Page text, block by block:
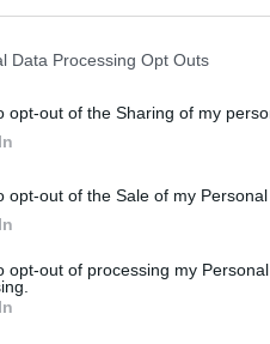
Data Processing Opt Outs
opt-out of the Sharing of my
opt-out of the Sale of my Personal
opt-out of processing my
στην
87-65 της Ελβετίας.